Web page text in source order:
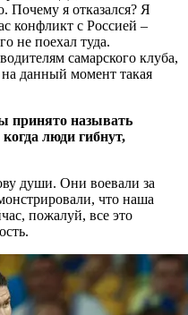
Почему я отказался? Я
конфликт с Россией –
не поехал туда.
самарского клуба,
данный момент такая
принято называть
люди гибнут,
души. Они воевали за
что наша
пожалуй, все это